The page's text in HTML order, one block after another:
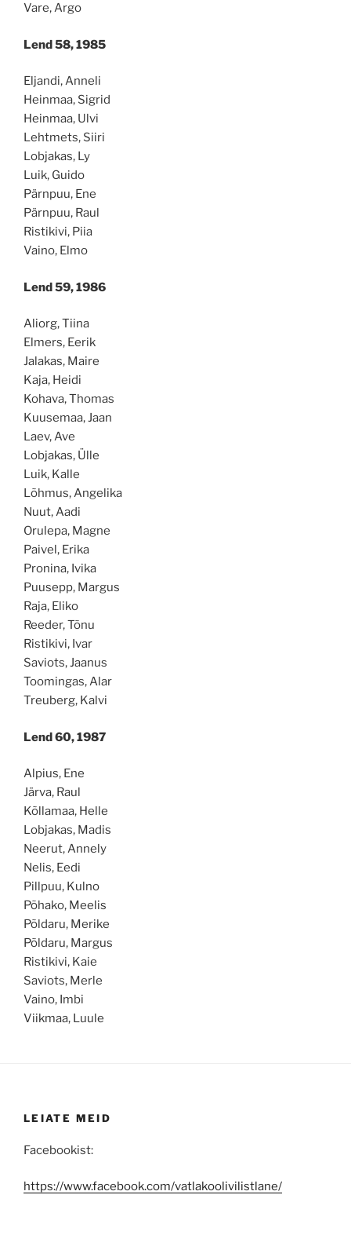
Vare, Argo
Lend 58, 1985
Eljandi, Anneli
Heinmaa, Sigrid
Heinmaa, Ulvi
Lehtmets, Siiri
Lobjakas, Ly
Luik, Guido
Pärnpuu, Ene
Pärnpuu, Raul
Ristikivi, Piia
Vaino, Elmo
Lend 59, 1986
Aliorg, Tiina
Elmers, Eerik
Jalakas, Maire
Kaja, Heidi
Kohava, Thomas
Kuusemaa, Jaan
Laev, Ave
Lobjakas, Ülle
Luik, Kalle
Lõhmus, Angelika
Nuut, Aadi
Orulepa, Magne
Paivel, Erika
Pronina, Ivika
Puusepp, Margus
Raja, Eliko
Reeder, Tõnu
Ristikivi, Ivar
Saviots, Jaanus
Toomingas, Alar
Treuberg, Kalvi
Lend 60, 1987
Alpius, Ene
Järva, Raul
Kõllamaa, Helle
Lobjakas, Madis
Neerut, Annely
Nelis, Eedi
Pillpuu, Kulno
Põhako, Meelis
Põldaru, Merike
Põldaru, Margus
Ristikivi, Kaie
Saviots, Merle
Vaino, Imbi
Viikmaa, Luule
LEIATE MEID
Facebookist:
https://www.facebook.com/vatlakoolivilistlane/